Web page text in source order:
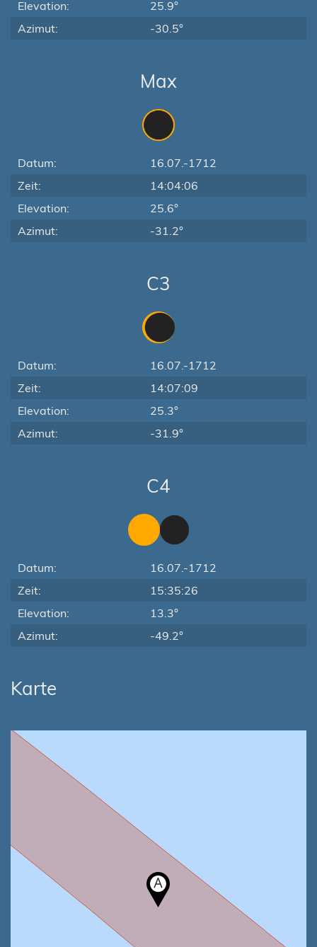
Elevation:
25.9°
Azimut:
-30.5°
Max
Datum:
16.07.-1712
Zeit:
14:04:06
Elevation:
25.6°
Azimut:
-31.2°
C3
Datum:
16.07.-1712
Zeit:
14:07:09
Elevation:
25.3°
Azimut:
-31.9°
C4
Datum:
16.07.-1712
Zeit:
15:35:26
Elevation:
13.3°
Azimut:
-49.2°
Karte